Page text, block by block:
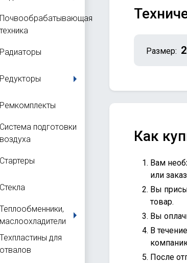
Почвообрабатывающая
техника
Радиаторы
Редукторы
Ремкомплекты
Система подготовки
воздуха
Стартеры
Стекла
Теплообменники,
маслоохладители
Техпластины для
отвалов
Размер:
Как
Вам
или
Вы
товар.
Вы
В
После